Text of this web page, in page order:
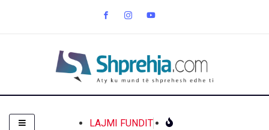
LAJMI FUNDIT